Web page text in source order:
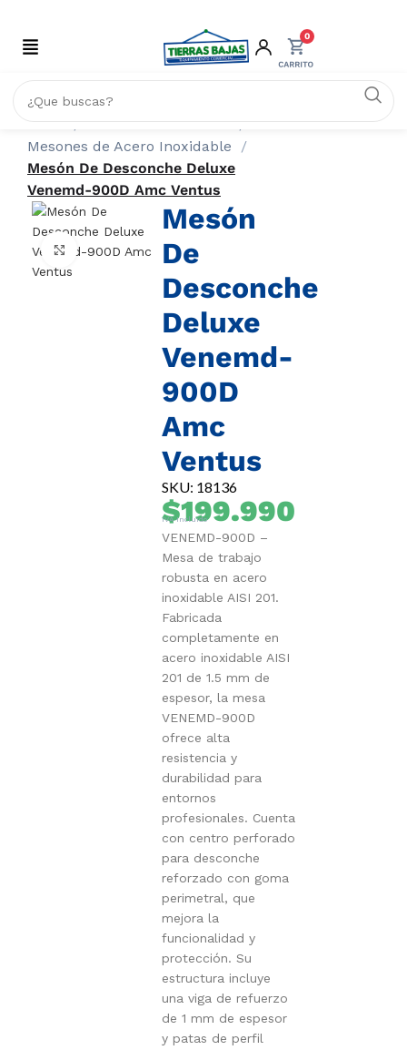
0
Inicio
ACERO INOXIDABLE
Mesones de Acero Inoxidable
Mesón De Desconche Deluxe
Venemd-900D Amc Ventus
Click to enlarge
Mesón
De
Desconche
Deluxe
Venemd-
900D
Amc
Ventus
SKU: 18136
$199.990
IVA Incluido
VENEMD-900D –
Mesa de trabajo
robusta en acero
inoxidable AISI 201.
Fabricada
completamente en
acero inoxidable AISI
201 de 1.5 mm de
espesor, la mesa
VENEMD-900D
ofrece alta
resistencia y
durabilidad para
entornos
profesionales. Cuenta
con centro perforado
para desconche
reforzado con goma
perimetral, que
mejora la
funcionalidad y
protección. Su
estructura incluye
una viga de refuerzo
de 1 mm de espesor
y patas de perfil